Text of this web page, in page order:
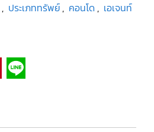
, ประเภททรัพย์ , คอนโด , เอเจนท์